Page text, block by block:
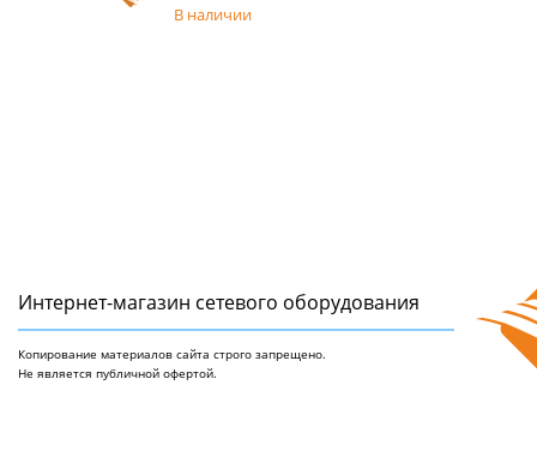
В наличии
Интернет-магазин сетeвого оборудования
Копирование материалов сайта строго запрещено.
Не является публичной офертой.